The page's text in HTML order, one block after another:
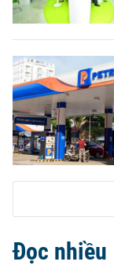
Đọc nhiều